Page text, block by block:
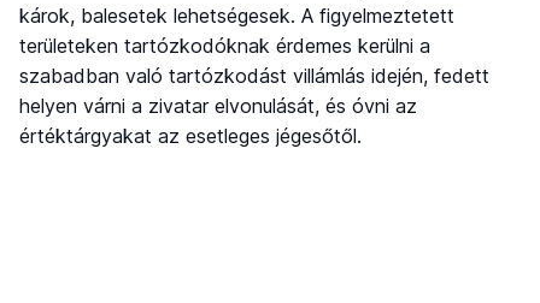
károk, balesetek lehetségesek. A figyelmeztetett
területeken tartózkodóknak érdemes kerülni a
szabadban való tartózkodást villámlás idején, fedett
helyen várni a zivatar elvonulását, és óvni az
értéktárgyakat az esetleges jégesőtől.